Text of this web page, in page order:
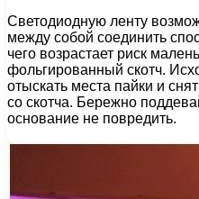
Светодиодную ленту
между собой соединить
чего возрастает риск
фольгированный скотч.
отыскать места пайки и
со скотча. Бережно
основание не повредить.